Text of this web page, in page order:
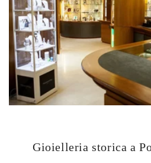
Gioielleria storica a